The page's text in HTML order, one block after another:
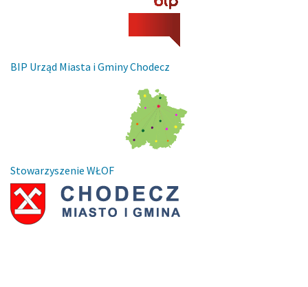
BIP Urząd Miasta i Gminy Chodecz
Stowarzyszenie WŁOF